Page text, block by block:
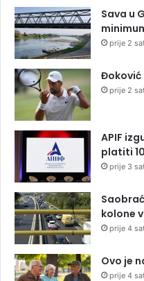
Sava u
prije 2
Đoković
prije 2
APIF
platiti
prije 3
kolone
prije 4
Ovo je
prije 4